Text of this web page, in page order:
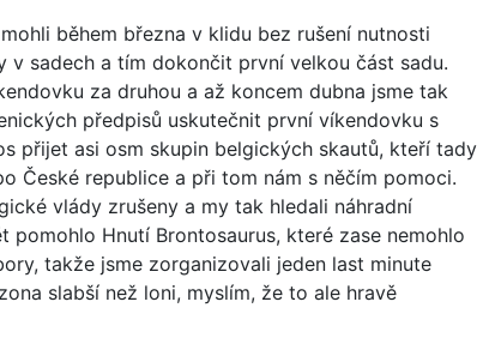
během března v klidu bez rušení nutnosti
sadech a tím dokončit první velkou část sadu.
za druhou a až koncem dubna jsme tak
předpisů uskutečnit první víkendovku s
přijet asi osm skupin belgických skautů, kteří tady
České republice a při tom nám s něčím pomoci.
vlády zrušeny a my tak hledali náhradní
Hnutí Brontosaurus, které zase nemohlo
takže jsme zorganizovali jeden last minute
slabší než loni, myslím, že to ale hravě